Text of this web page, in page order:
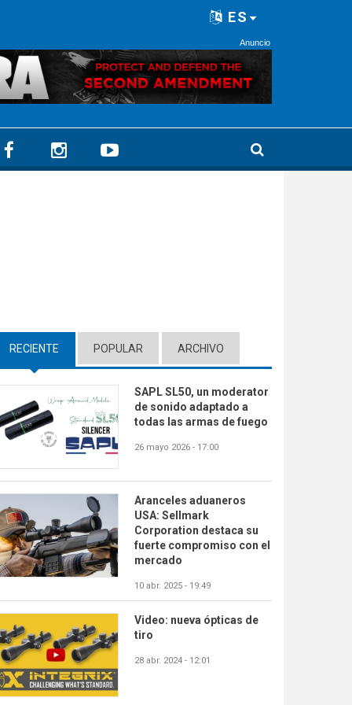
ES
Anuncio
RECIENTE (ACTIVE TAB)
POPULAR ARCHIVO
SAPL SL50, un moderator
de sonido adaptado a
todas las armas de fuego
26 mayo 2026 - 17:00
Aranceles aduaneros
USA: Sellmark
Corporation destaca su
fuerte compromiso con el
mercado
10 abr. 2025 - 19:49
Video: nueva ópticas de
tiro
28 abr. 2024 - 12:01